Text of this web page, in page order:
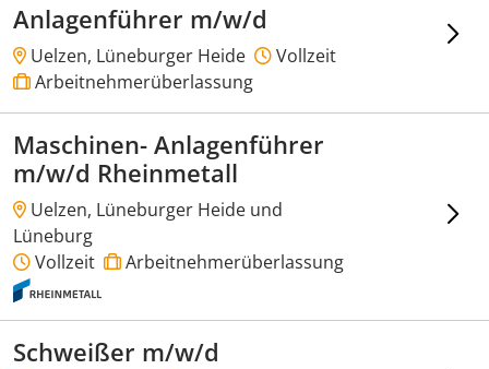
Anlagenführer m/w/d
Uelzen, Lüneburger Heide
Vollzeit
Arbeitnehmerüberlassung
Maschinen- Anlagenführer
m/w/d Rheinmetall
Uelzen, Lüneburger Heide und
Lüneburg
Vollzeit
Arbeitnehmerüberlassung
Schweißer m/w/d